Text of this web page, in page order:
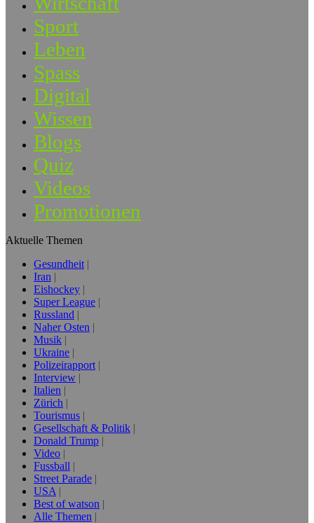
Sport
Leben
Spass
Digital
Wissen
Blogs
Quiz
Videos
Promotionen
Aktuelle Themen
Gesundheit
Iran
Eishockey
Super League
Russland
Naher Osten
Musik
Ukraine
Polizeirapport
Interview
Italien
Zürich
Tourismus
Gesellschaft & Politik
Donald Trump
Video
Fussball
Street Parade
USA
Best of watson
Alle Themen